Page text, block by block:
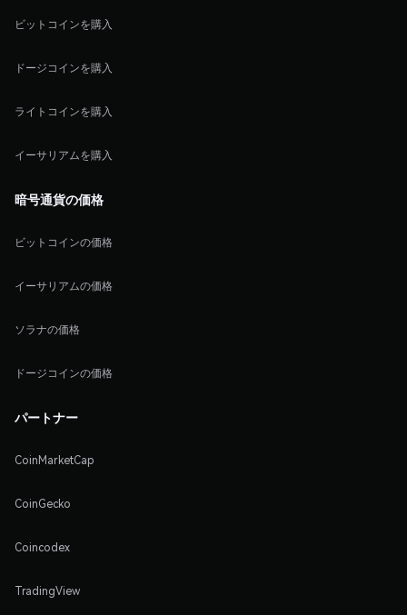
ビットコインを購入
ドージコインを購入
ライトコインを購入
イーサリアムを購入
暗号通貨の価格
ビットコインの価格
イーサリアムの価格
ソラナの価格
ドージコインの価格
パートナー
CoinMarketCap
CoinGecko
Coincodex
TradingView